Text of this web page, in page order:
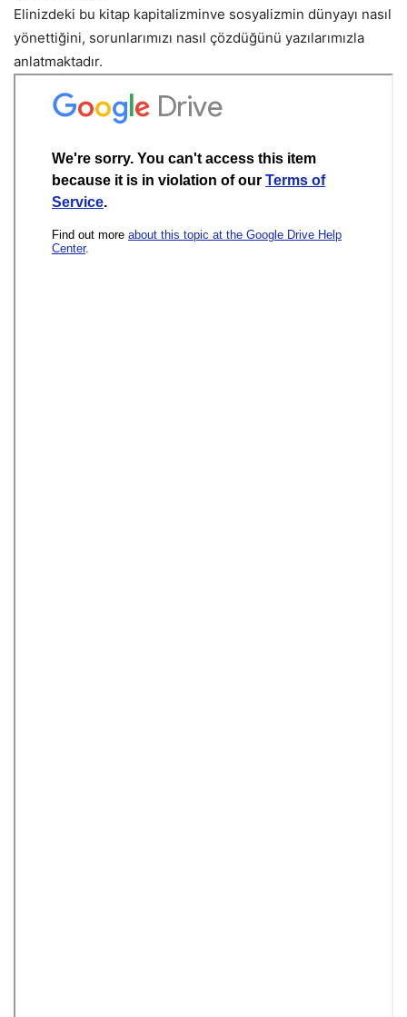
Elinizdeki bu kitap kapitalizminve sosyalizmin dünyayı nasıl
yönettiğini, sorunlarımızı nasıl çözdüğünü yazılarımızla
anlatmaktadır.